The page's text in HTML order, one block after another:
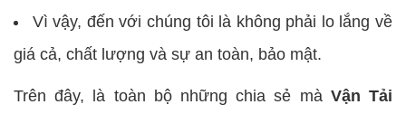
Vì vậy, đến với chúng tôi là không phải lo lắng về
giá cả, chất lượng và sự an toàn, bảo mật.
Trên đây, là toàn bộ những chia sẻ mà Vận Tải